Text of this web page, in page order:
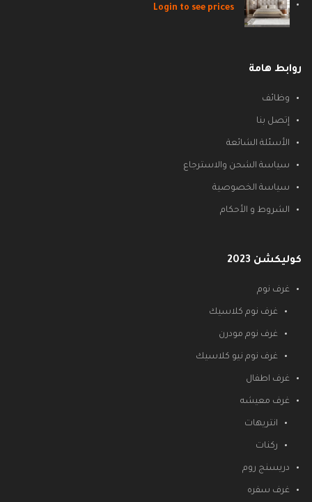
Login to see prices
روابط هامة
وظائف
إتصل بنا
الأسئلة الشائعة
سياسة الشحن والاسترجاع
سياسة الخصوصية
الشروط و الأحكام
كوليكشن 2023
غرف نوم
غرف نوم كلاسيك
غرف نوم مودرن
غرف نوم نيو كلاسيك
غرف اطفال
غرف معيشه
انتريهات
ركنات
دريسنج روم
غرف سفره